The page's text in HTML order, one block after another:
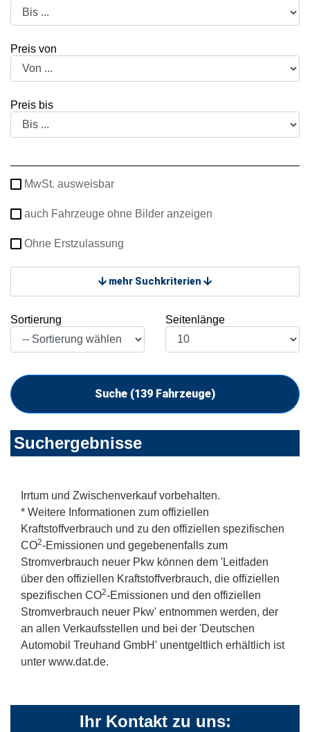
Preis von
Preis bis
MwSt. ausweisbar
auch Fahrzeuge ohne Bilder anzeigen
Ohne Erstzulassung
mehr Suchkriterien
Sortierung Seitenlänge
Suche (139 Fahrzeuge)
Suchergebnisse
Irrtum und Zwischenverkauf vorbehalten.
* Weitere Informationen zum offiziellen
Kraftstoffverbrauch und zu den offiziellen spezifischen
CO2-Emissionen und gegebenenfalls zum
Stromverbrauch neuer Pkw können dem 'Leitfaden
über den offiziellen Kraftstoffverbrauch, die offiziellen
spezifischen CO2-Emissionen und den offiziellen
Stromverbrauch neuer Pkw' entnommen werden, der
an allen Verkaufsstellen und bei der 'Deutschen
Automobil Treuhand GmbH' unentgeltlich erhältlich ist
unter www.dat.de.
Ihr Kontakt zu uns: